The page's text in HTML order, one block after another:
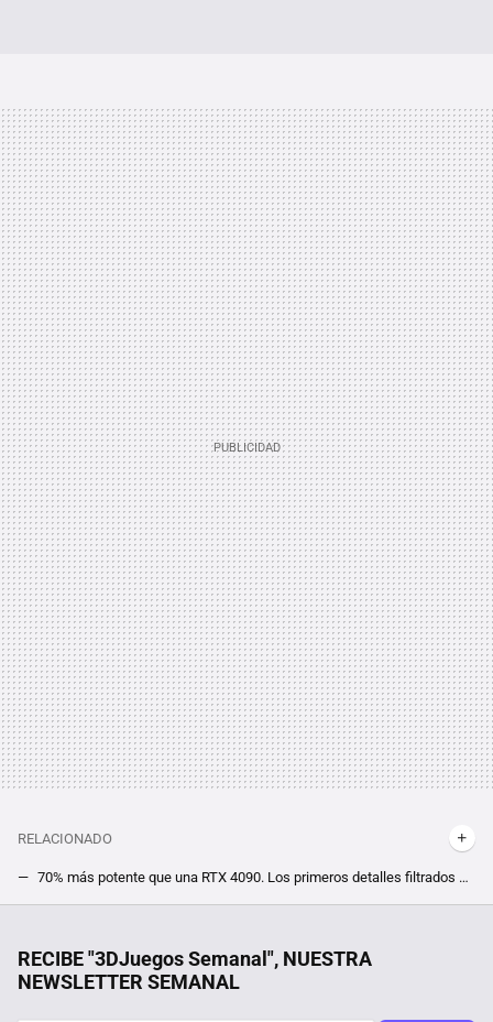
RELACIONADO
70% más potente que una RTX 4090. Los primeros detalles filtrados de la RTX 5090 la pintan como un absoluto monstruo
RECIBE "3DJuegos Semanal", NUESTRA
NEWSLETTER SEMANAL